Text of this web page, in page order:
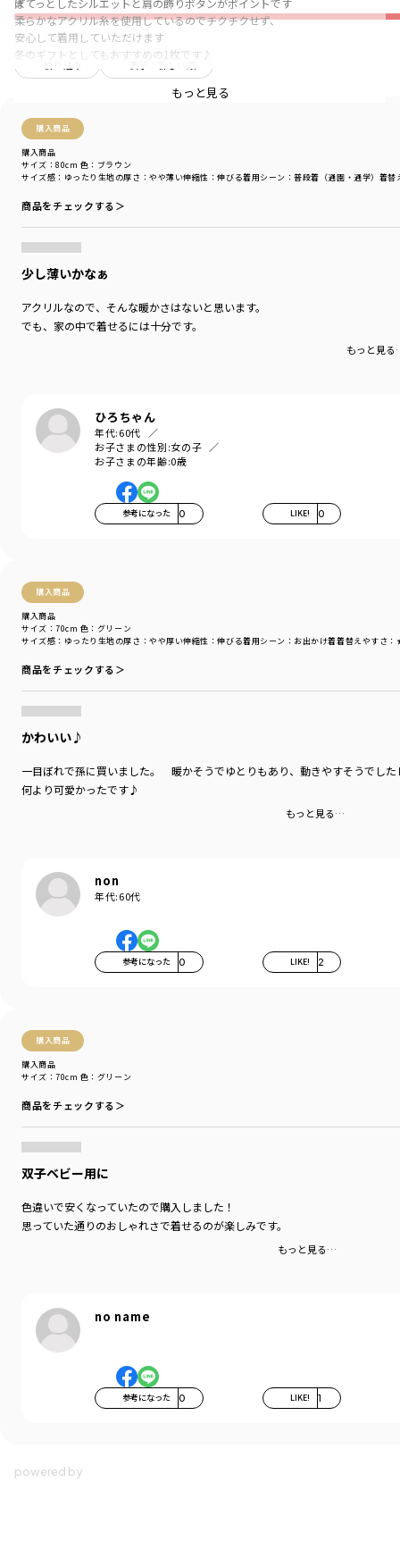
購入商品
購入商品
サイズ感 ：ゆったり 生地の厚さ ：やや薄い伸縮性 ：伸びる着用シーン ：普段着（通園・通学） 着替
サイズ：80cm 色：ブラウン
商品をチェックする＞
少し薄いかなぁ
アクリルなので、そんな暖かさはないと思います。
でも、家の中で着せるには十分です。
もっと見
ひろちゃん
年代:60代
お子さまの性別:女の子
お子さまの年齢:0歳
参考になった 0 LIKE! 0
購入商品
購入商品
サイズ感 ：ゆったり 生地の厚さ ：やや厚い伸縮性 ：伸びる着用シーン ：お出かけ着着替えやすさ
サイズ：70cm 色：グリーン
商品をチェックする＞
かわいい♪
一目ぼれで孫に買いました。 暖かそうでゆとりもあり、動きやすそうでした
何より可愛かったです♪
もっと見る…
non
年代:60代
参考になった 0 LIKE! 2
購入商品
購入商品
サイズ：70cm 色：グリーン
商品をチェックする＞
双子ベビー用に
色違いで安くなっていたので購入しました！
思っていた通りのおしゃれさで着せるのが楽しみです。
もっと見る…
no name
参考になった 0 LIKE! 1
ぽてっとしたシルエットと肩の飾りボタンがポイントです
柔らかなアクリル糸を使用しているのでチクチクせず、
安心して着用していただけます
冬のギフトとしてもおすすめの1枚です♪
カテゴリ
カラー
性別タイプ
／ GIRL
BOY
商品番号
／ 01-3439-320
もっと見る